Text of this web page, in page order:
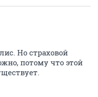
Но страховой
потому что этой